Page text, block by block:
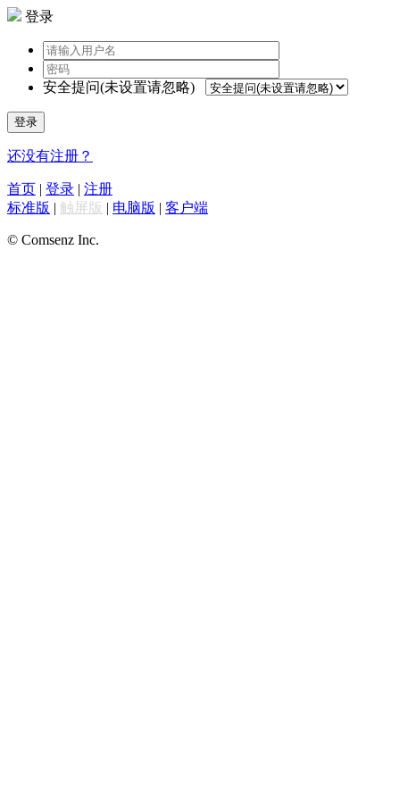
登录
安全提问(未设置请忽略)
登录
还没有注册？
首页 | 登录 | 注册
标准版 | 触屏版 | 电脑版 | 客户端
© Comsenz Inc.